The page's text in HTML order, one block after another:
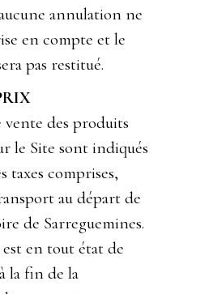
annulation ne
en compte et le
pas restitué.
vente des produits
le Site sont indiqués
taxes comprises,
au départ de
de Sarreguemines.
en tout état de
la fin de la